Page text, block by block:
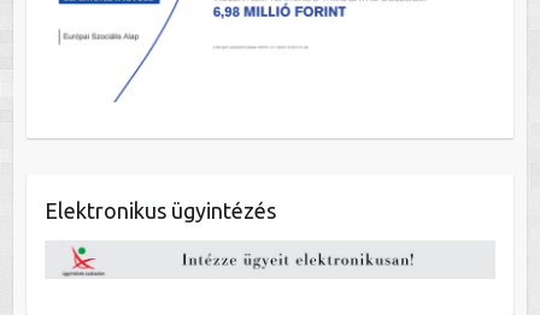
Elektronikus ügyintézés